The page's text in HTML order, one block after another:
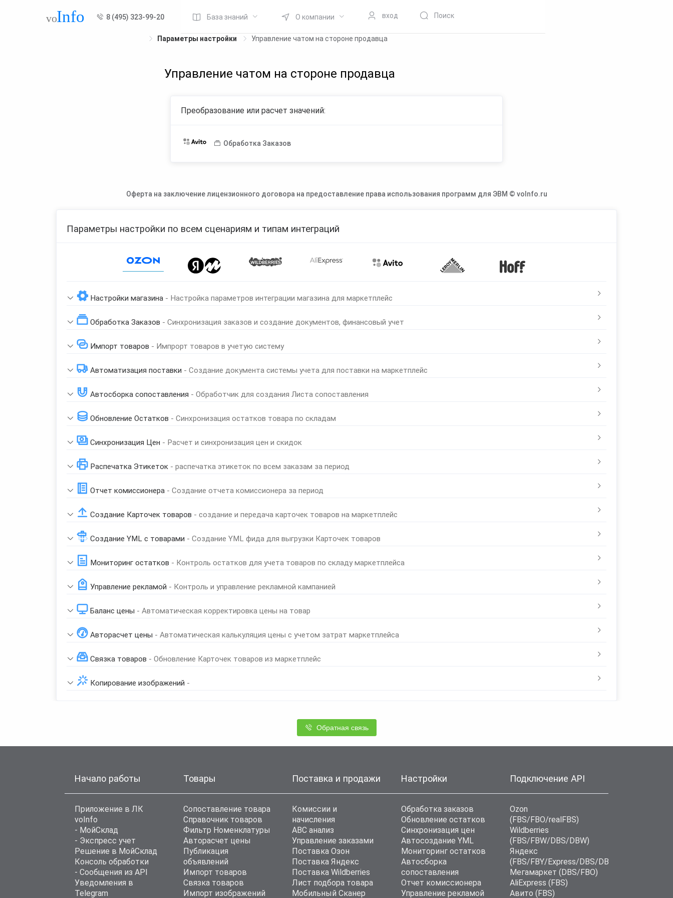
8 (495) 323-99-20 База знаний О компании вход Поиск
Параметры настройки Управление чатом на стороне продавца
Управление чатом на стороне продавца
Преобразование или расчет значений:
Обработка Заказов
Оферта на заключение лицензионного договора на предоставление права использования программ для ЭВМ © voInfo.ru
Параметры настройки по всем сценариям и типам интеграций
Настройки магазина - Настройка параметров интеграции магазина для маркетплейс
Обработка Заказов - Синхронизация заказов и создание документов, финансовый учет
Импорт товаров - Импрорт товаров в учетую систему
Автоматизация поставки - Создание документа системы учета для поставки на маркетплейс
Автосборка сопоставления - Обработчик для создания Листа сопоставления
Обновление Остатков - Синхронизация остатков товара по складам
Синхронизация Цен - Расчет и синхронизация цен и скидок
Распечатка Этикеток - распечатка этикеток по всем заказам за период
Отчет комиссионера - Создание отчета комиссионера за период
Создание Карточек товаров - создание и передача карточек товаров на маркетплейс
Создание YML с товарами - Создание YML фида для выгрузки Карточек товаров
Мониторинг остатков - Контроль остатков для учета товаров по складу маркетплейса
Управление рекламой - Контроль и управление рекламной кампанией
Баланс цены - Автоматическая корректировка цены на товар
Авторасчет цены - Автоматическая калькуляция цены с учетом затрат маркетплейса
Связка товаров - Обновление Карточек товаров из маркетплейс
Копирование изображений -
Обратная связь
Начало работы
Приложение в ЛК
voInfo
- МойСклад
- Экспресс учет
Решение в МойСклад
Консоль обработки
- Сообщения из API
Уведомления в
Telegram
Товары
Сопоставление товара
Справочник товаров
Фильтр Номенклатуры
Авторасчет цены
Публикация
объявлений
Импорт товаров
Связка товаров
Импорт изображений
Поставка и продажи
Комиссии и
начисления
ABC анализ
Управление заказами
Поставка Озон
Поставка Яндекс
Поставка Wildberries
Лист подбора товара
Мобильный Сканер
Настройки
Обработка заказов
Обновление остатков
Синхронизация цен
Автосоздание YML
Мониторинг остатков
Автосборка
сопоставления
Отчет комиссионера
Управление рекламой
Подключение API
Ozon
(FBS/FBO/realFBS)
Wildberries
(FBS/FBW/DBS/DBW)
Яндекс
(FBS/FBY/Express/DBS/DBD)
Мегамаркет (DBS/FBO)
AliExpress (FBS)
Авито (FBS)